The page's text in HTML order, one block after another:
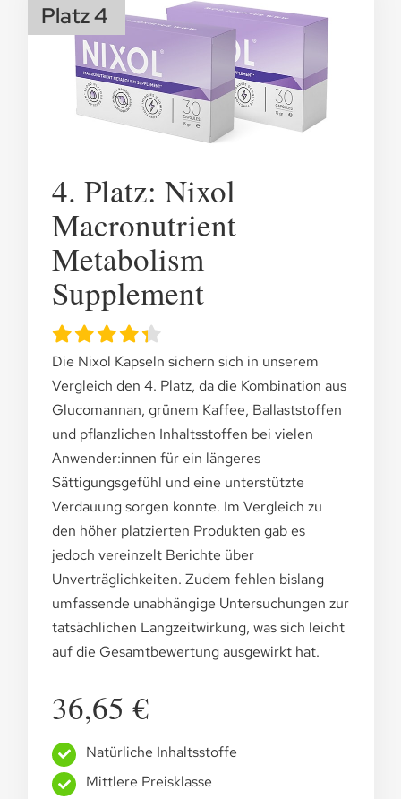
Platz 4
4. Platz: Nixol
Macronutrient
Metabolism
Supplement
Die Nixol Kapseln sichern sich in unserem
Vergleich den 4. Platz, da die Kombination aus
Glucomannan, grünem Kaffee, Ballaststoffen
und pflanzlichen Inhaltsstoffen bei vielen
Anwender:innen für ein längeres
Sättigungsgefühl und eine unterstützte
Verdauung sorgen konnte. Im Vergleich zu
den höher platzierten Produkten gab es
jedoch vereinzelt Berichte über
Unverträglichkeiten. Zudem fehlen bislang
umfassende unabhängige Untersuchungen zur
tatsächlichen Langzeitwirkung, was sich leicht
auf die Gesamtbewertung ausgewirkt hat.
36,65 €
Natürliche Inhaltsstoffe
Mittlere Preisklasse